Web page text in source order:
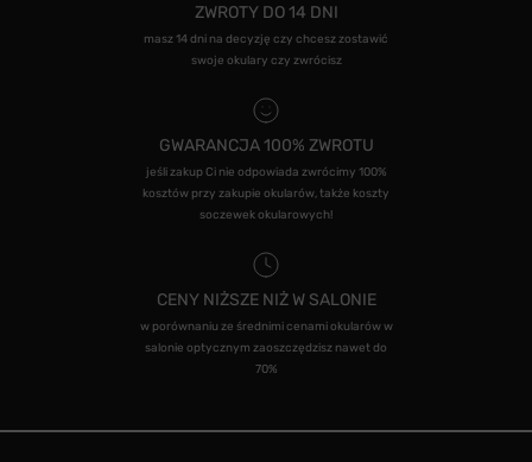
ZWROTY DO 14 DNI
masz 14 dni na decyzję czy chcesz zostawić
swoje okulary czy zwrócisz
GWARANCJA 100% ZWROTU
jeśli zakup Ci nie odpowiada zwrócimy 100%
kosztów przy zakupie okularów, także koszty
soczewek okularowych!
CENY NIŻSZE NIŻ W SALONIE
w porównaniu ze średnimi cenami okularów w
salonie optycznym zaoszczędzisz nawet do
70%